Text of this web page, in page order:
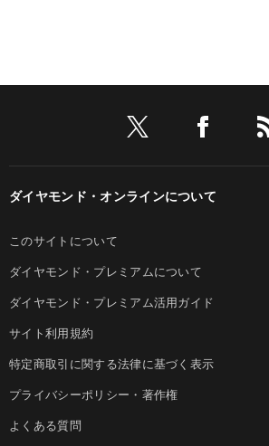
ダイヤモンド・オンラインについて
このサイトについて
ダイヤモンド・プレミアムについて
ダイヤモンド・プレミアム活用ガイド
サイト利用規約
特定商取引に関する法律に基づく表示
プライバシーポリシー・著作権
よくある質問